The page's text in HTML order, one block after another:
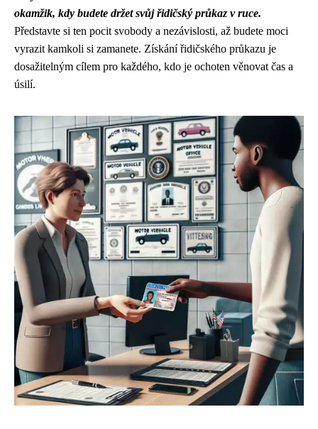
okamžik, kdy budete držet svůj řidičský průkaz v ruce.
Představte si ten pocit svobody a nezávislosti, až budete moci
vyrazit kamkoli si zamanete. Získání řidičského průkazu je
dosažitelným cílem pro každého, kdo je ochoten věnovat čas a
úsilí.